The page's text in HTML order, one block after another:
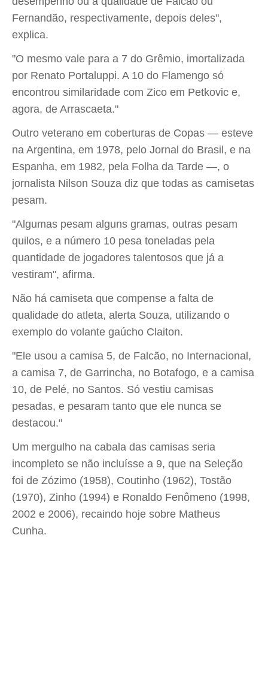
Fernandão, respectivamente, depois deles",
explica.
"O mesmo vale para a 7 do Grêmio, imortalizada
por Renato Portaluppi. A 10 do Flamengo só
encontrou similaridade com Zico em Petkovic e,
agora, de Arrascaeta."
Outro veterano em coberturas de Copas — esteve
na Argentina, em 1978, pelo Jornal do Brasil, e na
Espanha, em 1982, pela Folha da Tarde —, o
jornalista Nilson Souza diz que todas as camisetas
pesam.
"Algumas pesam alguns gramas, outras pesam
quilos, e a número 10 pesa toneladas pela
quantidade de jogadores talentosos que já a
vestiram", afirma.
Não há camiseta que compense a falta de
qualidade do atleta, alerta Souza, utilizando o
exemplo do volante gaúcho Claiton.
"Ele usou a camisa 5, de Falcão, no Internacional,
a camisa 7, de Garrincha, no Botafogo, e a camisa
10, de Pelé, no Santos. Só vestiu camisas
pesadas, e pesaram tanto que ele nunca se
destacou."
Um mergulho na cabala das camisas seria
incompleto se não incluísse a 9, que na Seleção
foi de Zózimo (1958), Coutinho (1962), Tostão
(1970), Zinho (1994) e Ronaldo Fenômeno (1998,
2002 e 2006), recaindo hoje sobre Matheus
Cunha.